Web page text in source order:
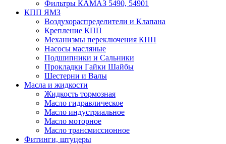
Фильтры КАМАЗ 5490, 54901
КПП ЯМЗ
Воздухораспределители и Клапана
Крепление КПП
Механизмы переключения КПП
Насосы масляные
Подшипники и Сальники
Прокладки Гайки Шайбы
Шестерни и Валы
Масла и жидкости
Жидкость тормозная
Масло гидравлическое
Масло индустриальное
Масло моторное
Масло трансмиссионное
Фитинги, штуцеры